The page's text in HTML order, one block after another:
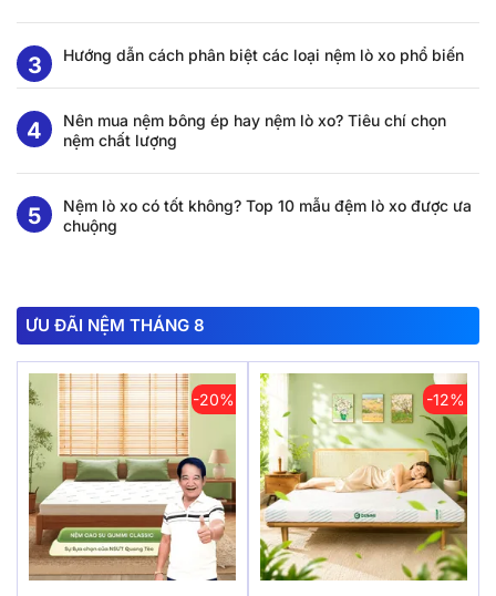
Hướng dẫn cách phân biệt các loại nệm lò xo phổ biến
Nên mua nệm bông ép hay nệm lò xo? Tiêu chí chọn
nệm chất lượng
Nệm lò xo có tốt không? Top 10 mẫu đệm lò xo được ưa
chuộng
ƯU ĐÃI NỆM THÁNG 8
-20% -12%